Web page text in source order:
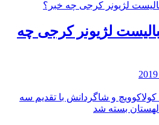
لژیونر کرجی چه